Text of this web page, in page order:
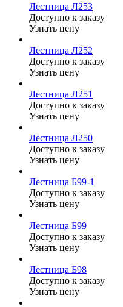
Лестница Л253
Доступно к заказу
Узнать цену
Лестница Л252
Доступно к заказу
Узнать цену
Лестница Л251
Доступно к заказу
Узнать цену
Лестница Л250
Доступно к заказу
Узнать цену
Лестница Б99-1
Доступно к заказу
Узнать цену
Лестница Б99
Доступно к заказу
Узнать цену
Лестница Б98
Доступно к заказу
Узнать цену